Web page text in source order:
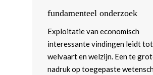
fundamenteel onderzoek
Exploitatie van economisch
interessante vindingen leidt tot
welvaart en welzijn. Een te
nadruk op toegepaste